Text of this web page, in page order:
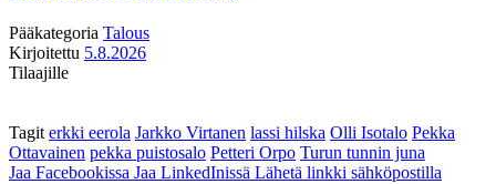
Pääkategoria Talous
Kirjoitettu 5.8.2026
Tilaajille
Tagit erkki eerola Jarkko Virtanen lassi hilska Olli Isotalo Pekka
Ottavainen pekka puistosalo Petteri Orpo Turun tunnin juna
Jaa Facebookissa Jaa LinkedInissä Lähetä linkki sähköpostilla